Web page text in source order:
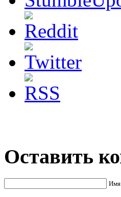
Оставить
Имя